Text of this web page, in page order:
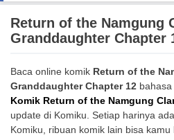
Return of the Namgung
Granddaughter Chapter
Baca online komik Return of the
Granddaughter Chapter 12
Komik Return of the Namgung
update di Komiku. Setiap harinya
Komiku, ribuan komik lain bisa kamu